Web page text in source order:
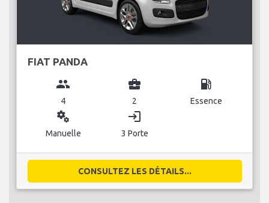
FIAT PANDA
group
4
business_center
2
local_gas_station
Essence
miscellaneous_services
Manuelle
login
3 Porte
CONSULTEZ LES DÉTAILS...